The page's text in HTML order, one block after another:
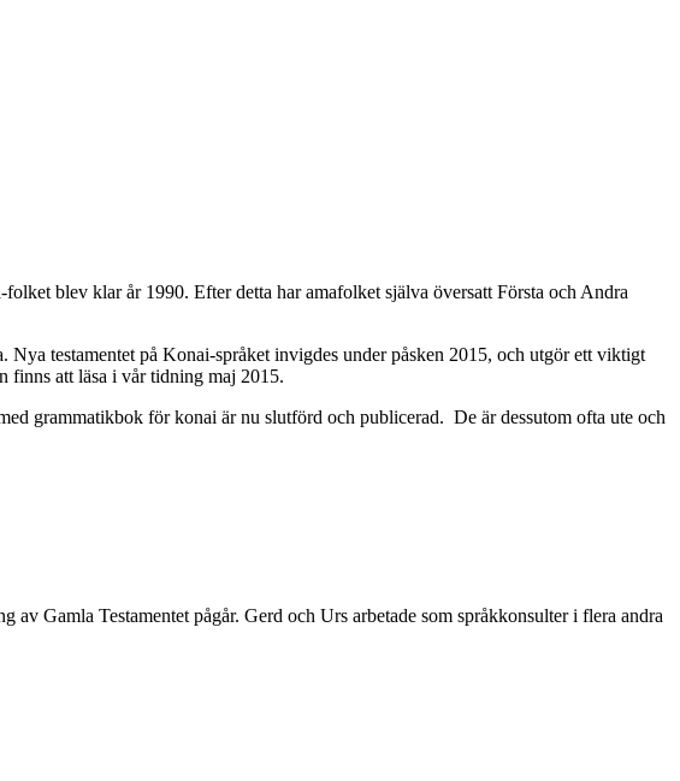
blev klar år 1990. Efter detta har amafolket själva översatt Första och Andra
testamentet på Konai-språket invigdes under påsken 2015, och utgör ett viktigt
finns att läsa i vår tidning maj 2015.
grammatikbok för konai är nu slutförd och publicerad. De är dessutom ofta ute och
Gamla Testamentet pågår. Gerd och Urs arbetade som språkkonsulter i flera andra